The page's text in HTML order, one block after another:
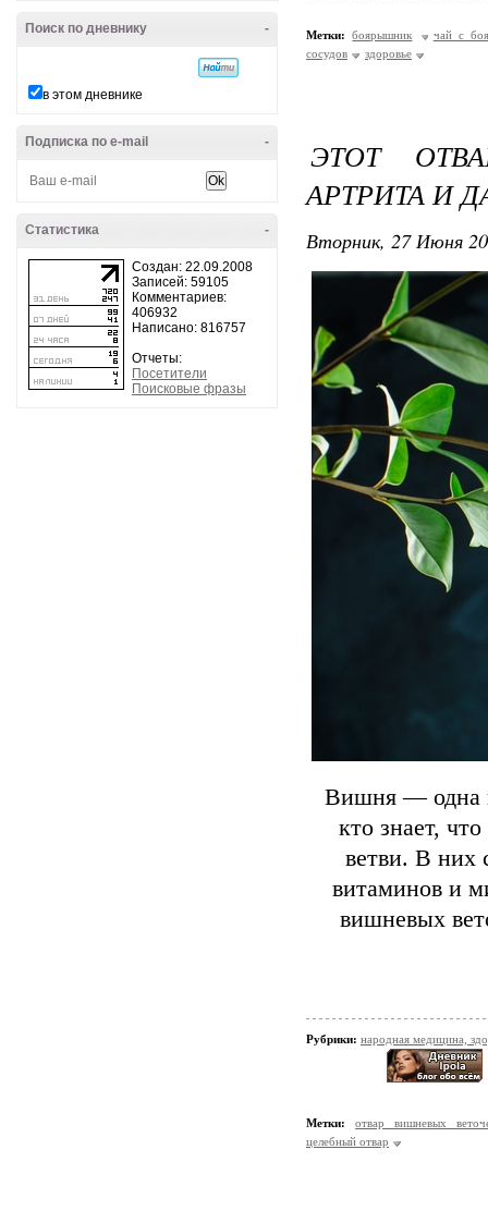
-
Поиск по дневнику
в этом дневнике
-
Подписка по e-mail
-
Статистика
Создан: 22.09.2008
Записей: 59105
Комментариев:
406932
Написано: 816757
Отчеты:
Посетители
Поисковые фразы
Метки: боярышник
чай с
сосудов
здоровье
ЭТОТ
АРТРИТА И
Вторник, 27 Июня
Вишня — одна
кто знает,
ветви. В них
витаминов и
вишневых
Рубрики: народная медицина,
Метки:
отвар вишневых
целебный отвар